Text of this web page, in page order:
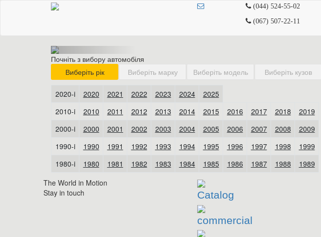
(044) 524-55-02
(067) 507-22-11
Почніть з вибору автомобіля
The World in Motion
Stay in touch
Catalog
commercial